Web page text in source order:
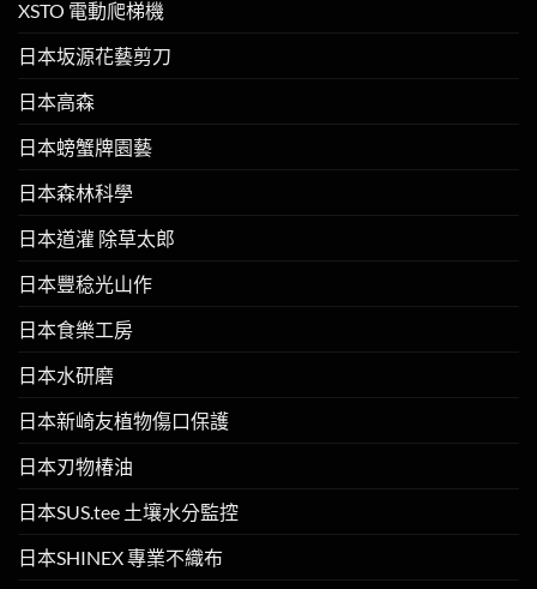
XSTO 電動爬梯機
日本坂源花藝剪刀
日本高森
日本螃蟹牌園藝
日本森林科學
日本道灌 除草太郎
日本豐稔光山作
日本食樂工房
日本水研磨
日本新崎友植物傷口保護
日本刃物椿油
日本SUS.tee 土壤水分監控
日本SHINEX 專業不織布